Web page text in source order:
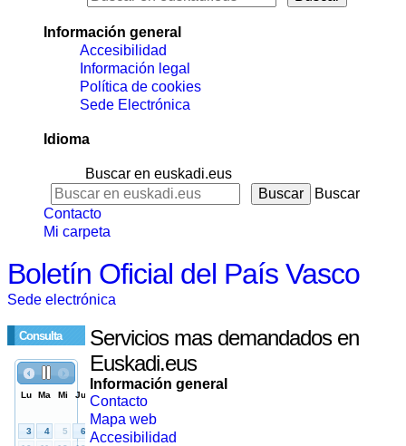
Información general
Accesibilidad
Información legal
Política de cookies
Sede Electrónica
Idioma
Buscar en euskadi.eus
Buscar
Contacto
Mi carpeta
Boletín Oficial del País Vasco
Sede electrónica
Consulta
Servicios mas demandados en
Euskadi.eus
Información general
Contacto
Mapa web
Accesibilidad